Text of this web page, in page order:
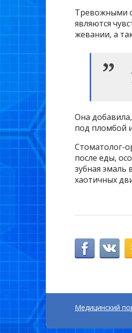
Тревожными
являются
жевании, а
Она
под пломбой
Стоматолог-
после еды,
зубная эмаль
хаотичных
Медицинский